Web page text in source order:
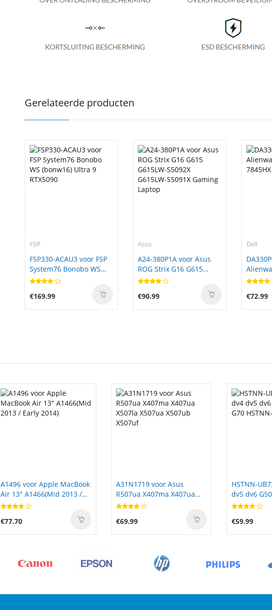
Gerelateerde producten
FSP
FSP330-ACAU3 voor FSP
System76 Bonobo WS
(bonw16) Ultra 9
€169.99
Asus
A24-380P1A voor Asus
ROG Strix G16 G615
G615LW-S5092X
G615LW-S5091X Gaming
Laptop
€90.99
Dell
7845HX
€72.99
A31N1719 voor Asus
R507ua X407ma X407ua
X507la X507ua X507ub
€69.99
HSTNN-UB73 voor HP dv4
dv5 dv6 G50 G60 G61 G70
HSTNN-UB72 EV06
€59.99
TLp029C7
Touch IDOL
€25.01